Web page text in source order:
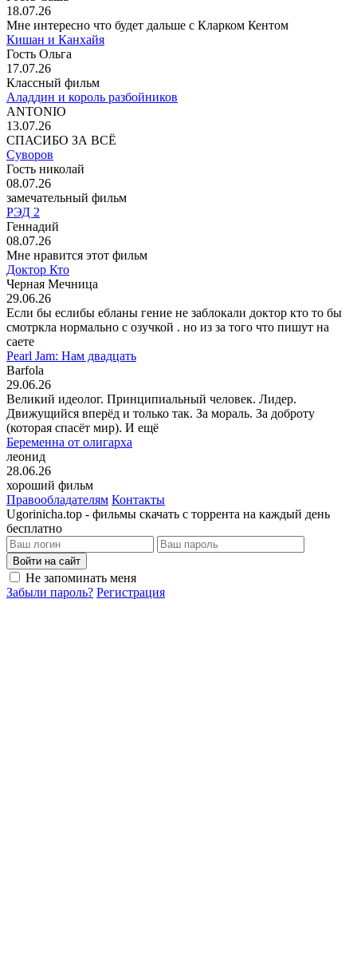
18.07.26
Мне интересно что будет дальше с Кларком Кентом
Кишан и Канхайя
Гость Ольга
17.07.26
Классный фильм
Аладдин и король разбойников
ANTONIO
13.07.26
СПАСИБО ЗА ВСЁ
Суворов
Гость николай
08.07.26
замечательный фильм
РЭД 2
Геннадий
08.07.26
Мне нравится этот фильм
Доктор Кто
Черная Мечница
29.06.26
Если бы еслибы ебланы гение не заблокали доктор кто то бы
смотркла нормально с озучкой . но из за того что пишут на
саете
Pearl Jam: Нам двадцать
Barfola
29.06.26
Великий идеолог. Принципиальный человек. Лидер.
Движущийся вперёд и только так. За мораль. За доброту
(которая спасёт мир). И ещё
Беременна от олигарха
леонид
28.06.26
хороший фильм
Правообладателям Контакты
Ugorinicha.top - фильмы скачать с торрента на каждый день
бесплатно
Войти на сайт
Не запоминать меня
Забыли пароль? Регистрация